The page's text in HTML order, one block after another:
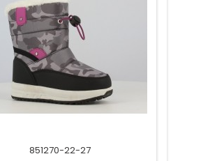
851270-22-27